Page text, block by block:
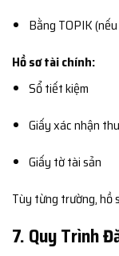
Bằng TOPIK
Hồ sơ tài chính:
Sổ tiết kiệm
Giấy xác nhận
Giấy tờ tài sản
Tùy từng trường, hồ
7. Quy Trình